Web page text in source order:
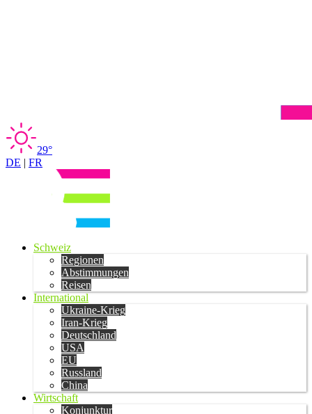
29°
DE | FR
Schweiz
Regionen
Abstimmungen
Reisen
International
Ukraine-Krieg
Iran-Krieg
Deutschland
USA
EU
Russland
China
Wirtschaft
Konjunktur